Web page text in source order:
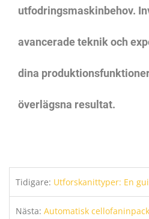
utfodringsmaskinbehov.
avancerade teknik och
dina
överlägsna resultat.
Tidigare: Utforskanittyper: En guide till
Nästa: Automatisk cellofaninpackningsmaskin | 3D